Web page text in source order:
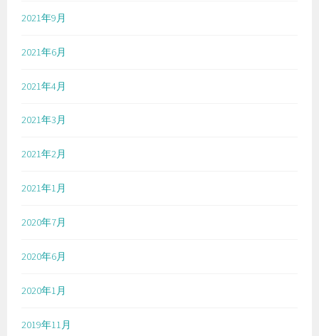
2021年9月
2021年6月
2021年4月
2021年3月
2021年2月
2021年1月
2020年7月
2020年6月
2020年1月
2019年11月